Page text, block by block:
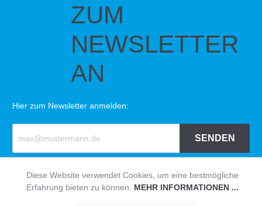
ZUM
NEWSLETTER
AN
Hier zum Newsletter anmelden:
SENDEN
© HAVEABIKE Impressum Datenschutzerklärung |
Diese Website verwendet Cookies, um eine bestmögliche
Erfahrung bieten zu können. MEHR INFORMATIONEN ...